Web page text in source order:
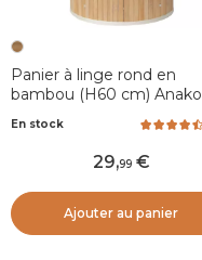
Panier à linge rond en
bambou (H60 cm) Anako
En stock
29,99
Ajouter au panier